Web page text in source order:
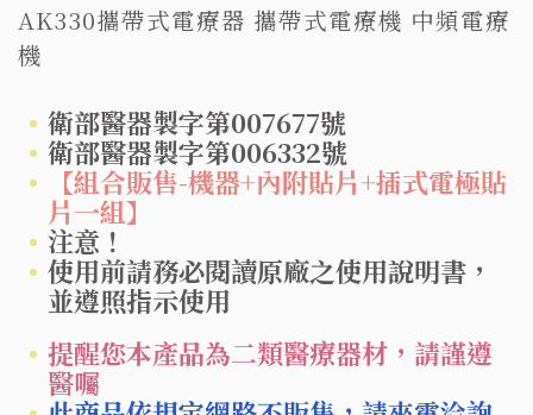
AK330攜帶式電療器 攜帶式電療機 中頻電療
機
衛部醫器製字第007677號
衛部醫器製字第006332號
【組合販售-機器+內附貼片+插式電極貼
片一組】
注意！
使用前請務必閱讀原廠之使用說明書，
並遵照指示使用
提醒您本產品為二類醫療器材，請謹遵
醫囑